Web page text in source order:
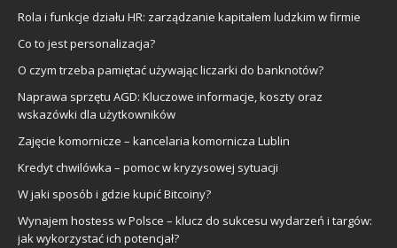
Rola i funkcje działu HR: zarządzanie kapitałem ludzkim w firmie
Co to jest personalizacja?
O czym trzeba pamiętać używając liczarki do banknotów?
Naprawa sprzętu AGD: Kluczowe informacje, koszty oraz
wskazówki dla użytkowników
Zajęcie komornicze – kancelaria komornicza Lublin
Kredyt chwilówka – pomoc w kryzysowej sytuacji
W jaki sposób i gdzie kupić Bitcoiny?
Wynajem hostess w Polsce – klucz do sukcesu wydarzeń i targów:
jak wykorzystać ich potencjał?